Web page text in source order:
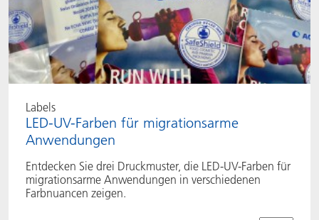
Labels
LED-UV-Farben für migrationsarme
Anwendungen
Entdecken Sie drei Druckmuster, die LED-UV-Farben für
migrationsarme Anwendungen in verschiedenen
Farbnuancen zeigen.